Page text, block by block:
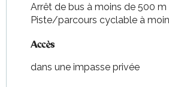
Arrêt de bus à moins de 500 m
Piste/parcours cyclable à
Accès
Accès
dans une impasse privée